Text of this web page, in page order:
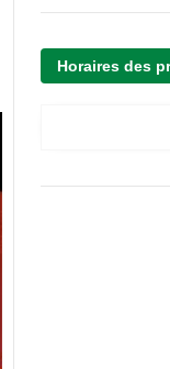
Horaires des